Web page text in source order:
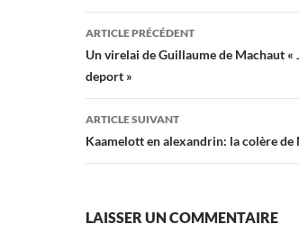
Navigation
des
articles
ARTICLE PRÉCÉDENT
Un virelai de Guillaume de Machaut
deport »
ARTICLE SUIVANT
Kaamelott en alexandrin: la colère
LAISSER UN COMMENTAIRE